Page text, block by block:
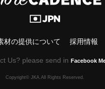
材の提供について 採用情報
Us? please send in Facebook
Copyright© JKA.All Rights Reserved.